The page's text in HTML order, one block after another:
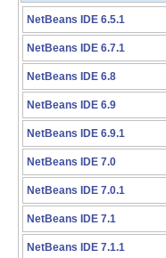
NetBeans IDE 6.5.1
NetBeans IDE 6.7.1
NetBeans IDE 6.8
NetBeans IDE 6.9
NetBeans IDE 6.9.1
NetBeans IDE 7.0
NetBeans IDE 7.0.1
NetBeans IDE 7.1
NetBeans IDE 7.1.1